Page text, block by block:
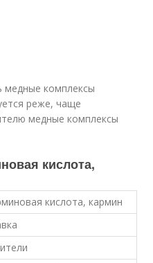
медные комплексы
реже, чаще
медные комплексы
кислота,
кислота, кармин